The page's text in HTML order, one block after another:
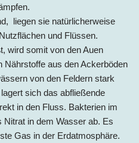
liegen sie natürlicherweise
und Flüssen.
wird somit von den Auen
Nährstoffe aus den Ackerböden
von den Feldern stark
sich das abfließende
in den Fluss. Bakterien im
Nitrat in dem Wasser ab. Es
Gas in der Erdatmosphäre.